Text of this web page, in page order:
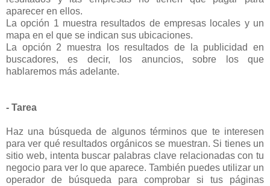
aparecer en ellos.
La opción 1 muestra resultados de empresas locales y un
mapa en el que se indican sus ubicaciones.
La opción 2 muestra los resultados de la publicidad en
buscadores, es decir, los anuncios, sobre los que
hablaremos más adelante.
- Tarea
Haz una búsqueda de algunos términos que te interesen
para ver qué resultados orgánicos se muestran. Si tienes un
sitio web, intenta buscar palabras clave relacionadas con tu
negocio para ver lo que aparece. También puedes utilizar un
operador de búsqueda para comprobar si tus páginas